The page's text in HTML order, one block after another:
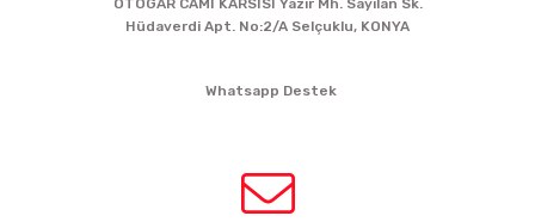
OTOGAR CAMİ KARSISI Yazır Mh. Sayılan Sk.
Hüdaverdi Apt. No:2/A Selçuklu, KONYA
Whatsapp Destek